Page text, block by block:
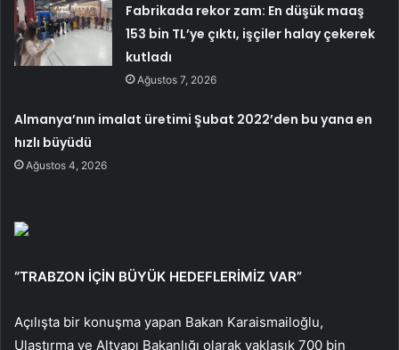
Fabrikada rekor zam: En düşük maaş
153 bin TL’ye çıktı, işçiler halay çekerek
kutladı
Ağustos 7, 2026
Almanya’nın imalat üretimi Şubat 2022’den bu yana en
hızlı büyüdü
Ağustos 4, 2026
“TRABZON İÇİN BÜYÜK HEDEFLERİMİZ VAR”
Açılışta bir konuşma yapan Bakan Karaismailoğlu,
Ulaştırma ve Altyapı Bakanlığı olarak yaklaşık 700 bin